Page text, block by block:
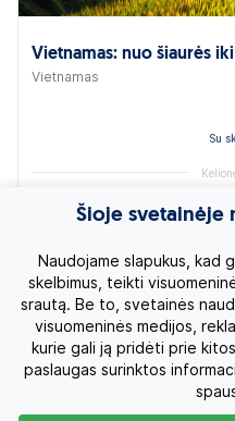
Vietnamas: nuo šiaurės
Vietnamas
Su
Šioje svetainėje
Naudojame slapukus, kad
skelbimus, teikti
srautą. Be to, svetainės
visuomeninės medijos,
kurie gali ją pridėti prie
paslaugas surinktos